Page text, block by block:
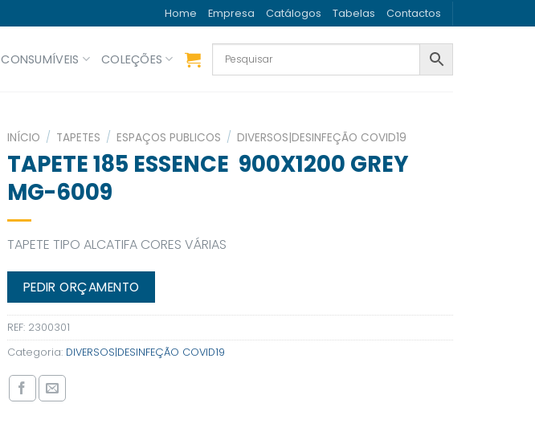
Home Empresa Catálogos Tabelas Contactos
CONSUMÍVEIS COLEÇÕES
INÍCIO / TAPETES / ESPAÇOS PUBLICOS / DIVERSOS|DESINFEÇÃO COVID19
TAPETE 185 ESSENCE 900X1200 GREY
MG-6009
TAPETE TIPO ALCATIFA CORES VÁRIAS
PEDIR ORÇAMENTO
REF: 2300301
Categoria: DIVERSOS|DESINFEÇÃO COVID19